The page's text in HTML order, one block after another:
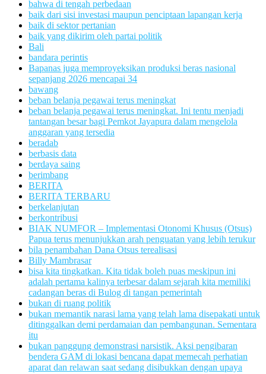
bahwa di tengah perbedaan
baik dari sisi investasi maupun penciptaan lapangan kerja
baik di sektor pertanian
baik yang dikirim oleh partai politik
Bali
bandara perintis
Bapanas juga memproyeksikan produksi beras nasional
sepanjang 2026 mencapai 34
bawang
beban belanja pegawai terus meningkat
beban belanja pegawai terus meningkat. Ini tentu menjadi
tantangan besar bagi Pemkot Jayapura dalam mengelola
anggaran yang tersedia
beradab
berbasis data
berdaya saing
berimbang
BERITA
BERITA TERBARU
berkelanjutan
berkontribusi
BIAK NUMFOR – Implementasi Otonomi Khusus (Otsus)
Papua terus menunjukkan arah penguatan yang lebih terukur
bila penambahan Dana Otsus terealisasi
Billy Mambrasar
bisa kita tingkatkan. Kita tidak boleh puas meskipun ini
adalah pertama kalinya terbesar dalam sejarah kita memiliki
cadangan beras di Bulog di tangan pemerintah
bukan di ruang politik
bukan memantik narasi lama yang telah lama disepakati untuk
ditinggalkan demi perdamaian dan pembangunan. Sementara
itu
bukan panggung demonstrasi narsistik. Aksi pengibaran
bendera GAM di lokasi bencana dapat memecah perhatian
aparat dan relawan saat sedang disibukkan dengan upaya